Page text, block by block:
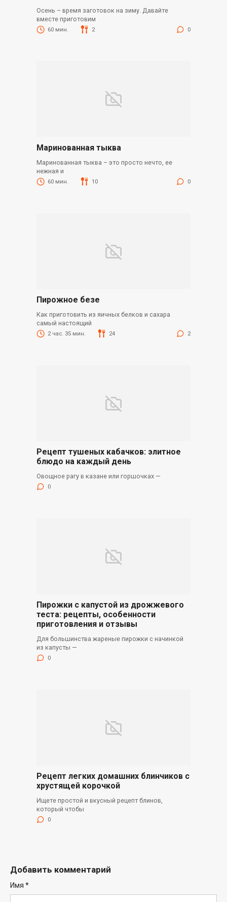
Осень – время заготовок на зиму. Давайте
вместе приготовим
60 мин. 2 0
Маринованная тыква
Маринованная тыква – это просто нечто, ее
нежная и
60 мин. 10 0
Пирожное безе
Как приготовить из яичных белков и сахара
самый настоящий
2 час. 35 мин. 24 2
Рецепт тушеных кабачков: элитное
блюдо на каждый день
Овощное рагу в казане или горшочках —
0
Пирожки с капустой из дрожжевого
теста: рецепты, особенности
приготовления и отзывы
Для большинства жареные пирожки с начинкой
из капусты —
0
Рецепт легких домашних блинчиков с
хрустящей корочкой
Ищете простой и вкусный рецепт блинов,
который чтобы
0
Добавить комментарий
Имя *